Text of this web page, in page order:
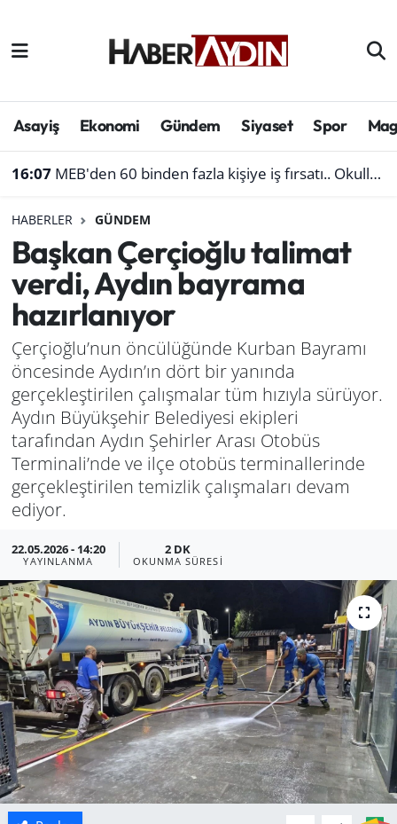
Asayiş Ekonomi Gündem Siyaset Spor
16:07 MEB'den 60 binden fazla kişiye iş fırsatı.. Okullara personel alınacak
HABERLER GÜNDEM
Başkan Çerçioğlu talimat
verdi, Aydın bayrama
hazırlanıyor
Çerçioğlu’nun öncülüğünde Kurban Bayramı
öncesinde Aydın’ın dört bir yanında
gerçekleştirilen çalışmalar tüm hızıyla sürüyor.
Aydın Büyükşehir Belediyesi ekipleri
tarafından Aydın Şehirler Arası Otobüs
Terminali’nde ve ilçe otobüs terminallerinde
gerçekleştirilen temizlik çalışmaları devam
ediyor.
22.05.2026 - 14:20
YAYINLANMA
2 DK
OKUNMA SÜRESI
Afyonkarahisar
Çevre
Genel
Haber
Izmir
Kütahya
Manisa
Muğla
Politika
Uşak
Aydın Hava Durumu
Süper Lig Puan Durumu ve Fikstür
Son Dakika Haberleri
Haber Arşivi